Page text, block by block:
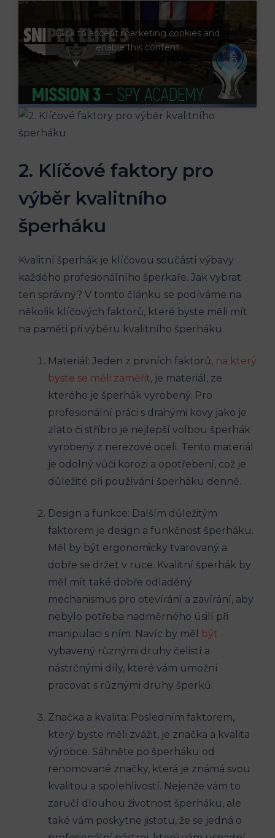
Click to accept marketing cookies and
enable this content
2. Klíčové faktory pro
výběr kvalitního
šperháku
Kvalitní šperhák je klíčovou součástí výbavy
každého profesionálního šperkaře. Jak vybrat
ten správný? V tomto článku se podíváme na
několik klíčových faktorů, které byste měli mít
na paměti při výběru kvalitního šperháku.
Materiál: Jeden z prvních faktorů, na který
byste se měli zaměřit, je materiál, ze
kterého je šperhák vyrobený. Pro
profesionální práci s drahými kovy jako je
zlato či stříbro je nejlepší volbou šperhák
vyrobený z nerezové oceli. Tento materiál
je odolný vůči korozi a opotřebení, což je
důležité při používání šperháku denně.
Design a funkce: Dalším důležitým
faktorem je design a funkčnost šperháku.
Měl by být ergonomicky tvarovaný a
dobře se držet v ruce. Kvalitní šperhák by
měl mít také dobře odladěný
mechanismus pro otevírání a zavírání, aby
nebylo potřeba nadměrného úsilí při
manipulaci s ním. Navíc by měl
být
vybavený různými druhy čelistí a
nástrčnými díly, které vám umožní
pracovat s různými druhy šperků.
Značka a kvalita: Posledním faktorem,
který byste měli zvážit, je značka a kvalita
výrobce. Sáhněte po šperháku od
renomované značky, která je známá svou
kvalitou a spolehlivostí. Nejenže vám to
zaručí dlouhou životnost šperháku, ale
také vám poskytne jistotu, že se jedná o